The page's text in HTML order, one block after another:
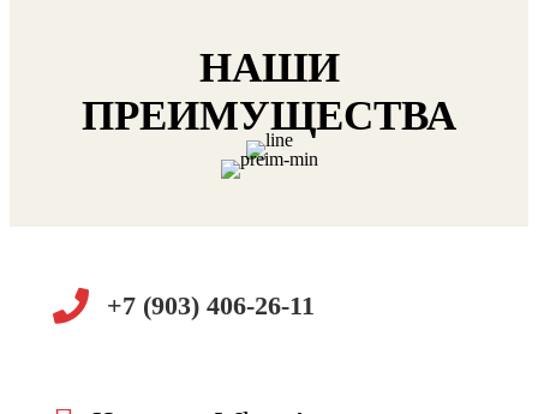
НАШИ
ПРЕИМУЩЕСТВА
+7 (903) 406-26-11